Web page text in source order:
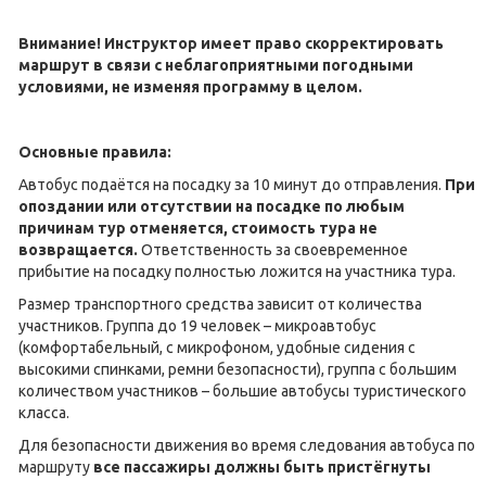
Внимание! Инструктор имеет право скорректировать
маршрут в связи с неблагоприятными погодными
условиями, не изменяя программу в целом.
Основные правила:
Автобус подаётся на посадку за 10 минут до отправления. При
опоздании или отсутствии на посадке по любым
причинам тур отменяется, стоимость тура не
возвращается. Ответственность за своевременное
прибытие на посадку полностью ложится на участника тура.
Размер транспортного средства зависит от количества
участников. Группа до 19 человек – микроавтобус
(комфортабельный, с микрофоном, удобные сидения с
высокими спинками, ремни безопасности), группа с большим
количеством участников – большие автобусы туристического
класса.
Для безопасности движения во время следования автобуса по
маршруту все пассажиры должны быть пристёгнуты